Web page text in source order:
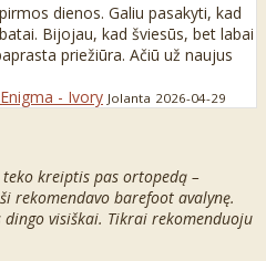
dienos. Galiu pasakyti, kad
Bijojau, kad šviesūs, bet labai
priežiūra. Ačiū už naujus
- Ivory Jolanta 2026-04-29
kreiptis pas ortopedą –
rekomendavo barefoot avalynę.
visiškai. Tikrai rekomenduoju